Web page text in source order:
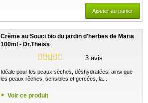
Ajouter au panier
Crème au Souci bio du jardin d'herbes de Maria
100ml - Dr.Theiss
3 avis
Idéale pour les peaux sèches, déshydratées, ainsi que
les peaux rêches, sensibles et gercées, la...
Voir ce produit